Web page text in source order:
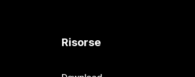
Risorse